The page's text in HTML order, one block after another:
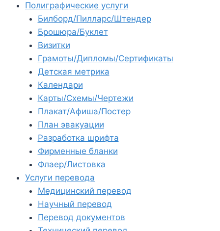
Полиграфические услуги
Билборд/Пилларс/Штендер
Брошюра/Буклет
Визитки
Грамоты/Дипломы/Сертификаты
Детская метрика
Календари
Карты/Схемы/Чертежи
Плакат/Афиша/Постер
План эвакуации
Разработка шрифта
Фирменные бланки
Флаер/Листовка
Услуги перевода
Медицинский перевод
Научный перевод
Перевод документов